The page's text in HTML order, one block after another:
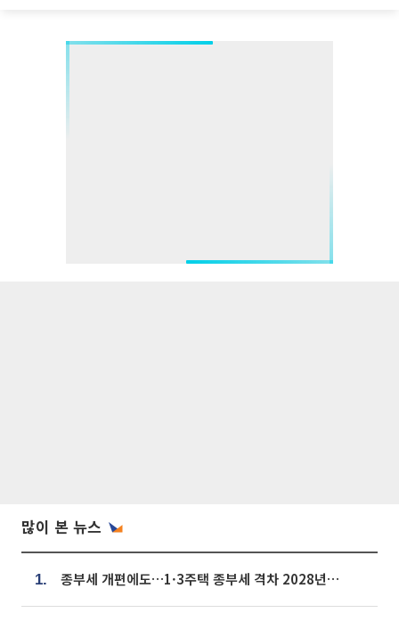
많이 본 뉴스
1. 종부세 개편에도…1·3주택 종부세 격차 2028년부터 확대